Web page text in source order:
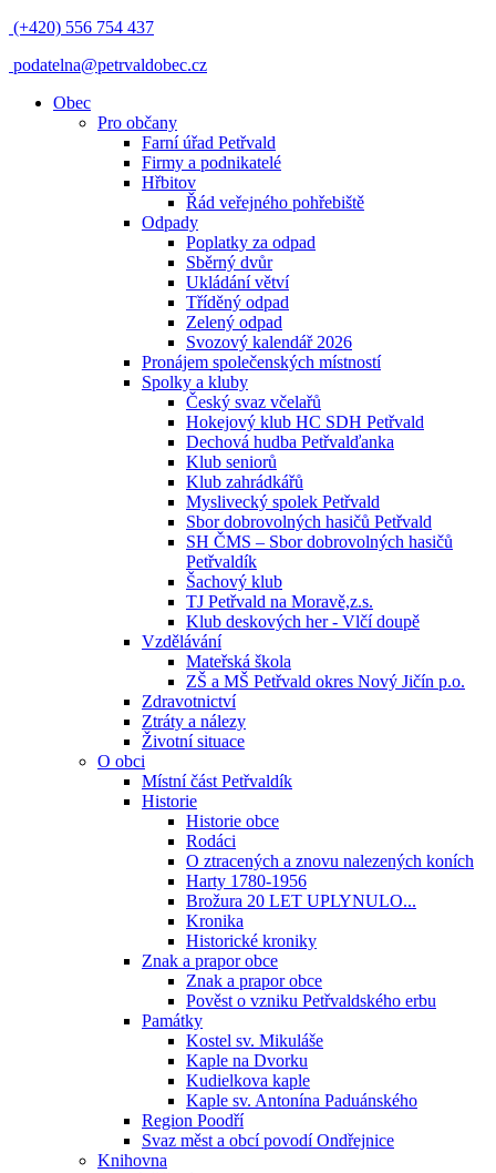
(+420) 556 754 437
podatelna@petrvaldobec.cz
Obec
Pro občany
Farní úřad Petřvald
Firmy a podnikatelé
Hřbitov
Řád veřejného pohřebiště
Odpady
Poplatky za odpad
Sběrný dvůr
Ukládání větví
Tříděný odpad
Zelený odpad
Svozový kalendář 2026
Pronájem společenských místností
Spolky a kluby
Český svaz včelařů
Hokejový klub HC SDH Petřvald
Dechová hudba Petřvalďanka
Klub seniorů
Klub zahrádkářů
Myslivecký spolek Petřvald
Sbor dobrovolných hasičů Petřvald
SH ČMS – Sbor dobrovolných hasičů
Petřvaldík
Šachový klub
TJ Petřvald na Moravě,z.s.
Klub deskových her - Vlčí doupě
Vzdělávání
Mateřská škola
ZŠ a MŠ Petřvald okres Nový Jičín p.o.
Zdravotnictví
Ztráty a nálezy
Životní situace
O obci
Místní část Petřvaldík
Historie
Historie obce
Rodáci
O ztracených a znovu nalezených koních
Harty 1780-1956
Brožura 20 LET UPLYNULO...
Kronika
Historické kroniky
Znak a prapor obce
Znak a prapor obce
Pověst o vzniku Petřvaldského erbu
Památky
Kostel sv. Mikuláše
Kaple na Dvorku
Kudielkova kaple
Kaple sv. Antonína Paduánského
Region Poodří
Svaz měst a obcí povodí Ondřejnice
Knihovna